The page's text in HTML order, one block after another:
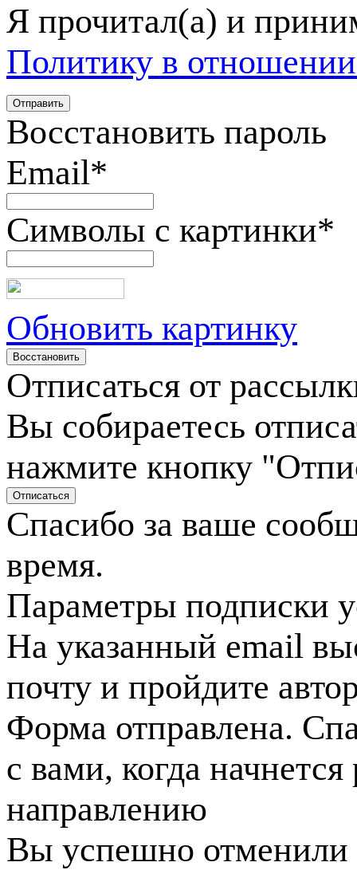
Я прочитал(а) и
Политику в
Восстановить пароль
Email*
Символы с картинки*
Обновить картинку
Отписаться от
Вы собираетесь
нажмите кнопку
Спасибо за ваше
время.
Параметры подписки
На указанный email
почту и пройдите
Форма отправлена.
с вами, когда
направлению
Вы успешно отменили